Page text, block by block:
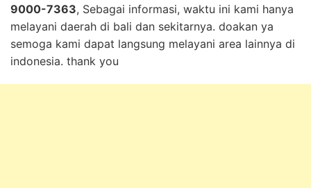
9000-7363, Sebagai informasi, waktu ini kami hanya
melayani daerah di bali dan sekitarnya. doakan ya
semoga kami dapat langsung melayani area lainnya di
indonesia. thank you